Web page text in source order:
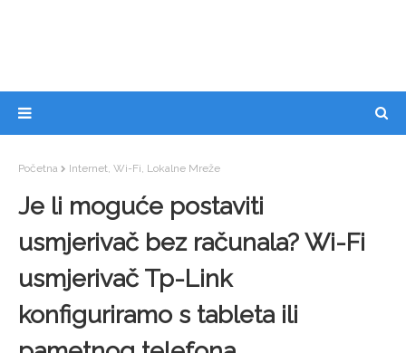
Početna Internet, Wi-Fi, Lokalne Mreže
Je li moguće postaviti
usmjerivač bez računala? Wi-Fi
usmjerivač Tp-Link
konfiguriramo s tableta ili